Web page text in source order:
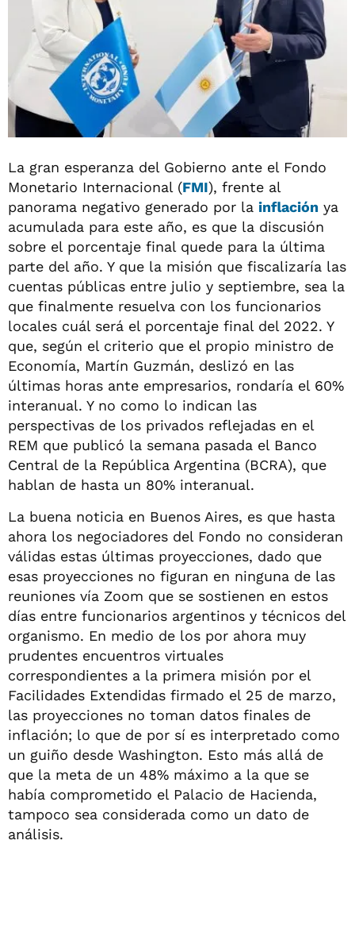
La gran esperanza del Gobierno ante el Fondo
Monetario Internacional (FMI), frente al
panorama negativo generado por la inflación ya
acumulada para este año, es que la discusión
sobre el porcentaje final quede para la última
parte del año. Y que la misión que fiscalizaría las
cuentas públicas entre julio y septiembre, sea la
que finalmente resuelva con los funcionarios
locales cuál será el porcentaje final del 2022. Y
que, según el criterio que el propio ministro de
Economía, Martín Guzmán, deslizó en las
últimas horas ante empresarios, rondaría el 60%
interanual. Y no como lo indican las
perspectivas de los privados reflejadas en el
REM que publicó la semana pasada el Banco
Central de la República Argentina (BCRA), que
hablan de hasta un 80% interanual.
La buena noticia en Buenos Aires, es que hasta
ahora los negociadores del Fondo no consideran
válidas estas últimas proyecciones, dado que
esas proyecciones no figuran en ninguna de las
reuniones vía Zoom que se sostienen en estos
días entre funcionarios argentinos y técnicos del
organismo. En medio de los por ahora muy
prudentes encuentros virtuales
correspondientes a la primera misión por el
Facilidades Extendidas firmado el 25 de marzo,
las proyecciones no toman datos finales de
inflación; lo que de por sí es interpretado como
un guiño desde Washington. Esto más allá de
que la meta de un 48% máximo a la que se
había comprometido el Palacio de Hacienda,
tampoco sea considerada como un dato de
análisis.